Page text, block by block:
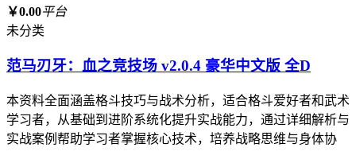
￥0.00平台
未分类
范马刃牙：血之竞技场 v2.0.4 豪华中文版 全D
本资料全面涵盖格斗技巧与战术分析，适合格斗爱好者和武术
学习者，从基础到进阶系统化提升实战能力，通过详细解析与
实战案例帮助学习者掌握核心技术，培养战略思维与身体协